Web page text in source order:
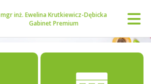
mgr inż. Ewelina Krutkiewicz-Dębicka
Gabinet Premium